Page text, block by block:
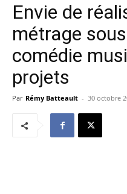
Envie de
métrage
comédie
projets
Par Rémy Batteault - 30 octobre